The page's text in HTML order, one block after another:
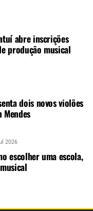
o que
WHATSAPP!
com a música.
abre inscrições
produção musical
dois novos violões
Mendes
2026
escolher uma escola,